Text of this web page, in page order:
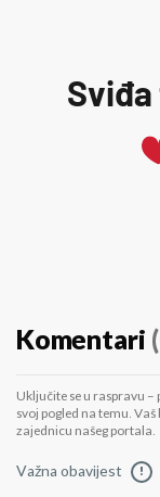
Komentari
Uključite se u raspravu
svoj pogled na temu.
zajednicu našeg portala.
Važna obavijest !